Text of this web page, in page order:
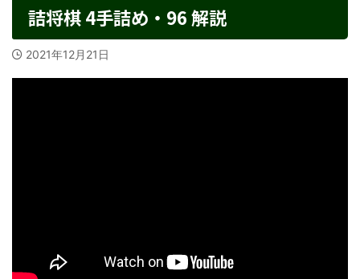
詰将棋 4手詰め・96 解説
2021年12月21日